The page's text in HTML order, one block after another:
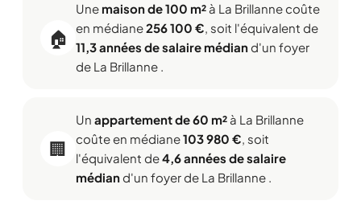
🏠
Une maison de 100 m² à La Brillanne coûte
en médiane256 100 €, soit l'équivalent de
11,3 années de salaire médiand'un foyer
de La Brillanne .
🏢
Un appartement de 60 m² à La Brillanne
coûte en médiane103 980 €, soit
l'équivalent de4,6 années de salaire
médiand'un foyer de La Brillanne .